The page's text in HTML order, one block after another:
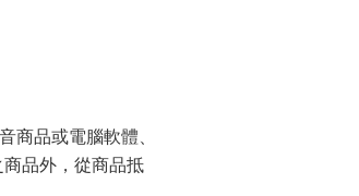
商品或電腦軟體、
品外，從商品抵